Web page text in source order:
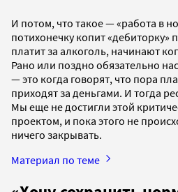
И потом, что такое — «работа в
потихонечку копит
платит за алкоголь, начинают
Рано или поздно обязательно
— это когда говорят, что пора
приходят за деньгами. И тогда
Мы еще не достигли этой
проектом, и пока этого не
ничего закрывать.
Материал по теме